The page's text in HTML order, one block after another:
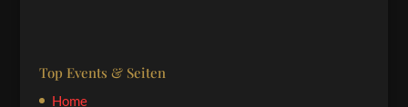
Top Events & Seiten
Home